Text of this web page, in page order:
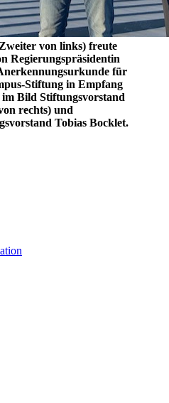
von links) freute
Regierungspräsidentin
für
Stiftung in Empfang
Bild Stiftungsvorstand
rechts) und
Tobias Bocklet.